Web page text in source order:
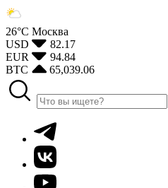
26°С Москва
USD
82.17
EUR
94.84
BTC
65,039.06